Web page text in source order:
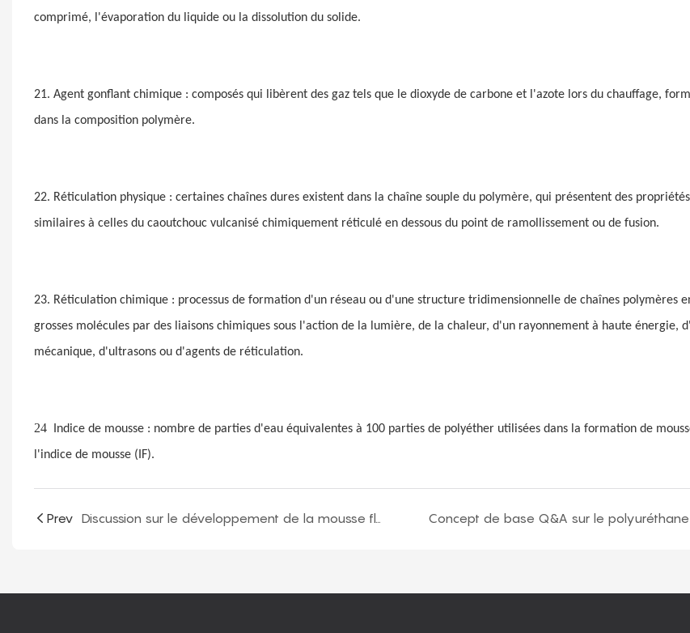
comprimé, l'évaporation du liquide ou la dissolution du solide.
21. Agent gonflant chimique : composés qui libèrent des gaz tels que le dioxyde de carbone et l'azote lors du chauffage,
dans la composition polymère.
22. Réticulation physique : certaines chaînes dures existent dans la chaîne souple du polymère, qui présentent des
similaires à celles du caoutchouc vulcanisé chimiquement réticulé en dessous du point de ramollissement ou de fusion.
23. Réticulation chimique : processus de formation d'un réseau ou d'une structure tridimensionnelle de chaînes polymères
grosses molécules par des liaisons chimiques sous l'action de la lumière, de la chaleur, d'un rayonnement à haute énergie,
mécanique, d'ultrasons ou d'agents de réticulation.
24 Indice de mousse : nombre de parties d'eau équivalentes à 100 parties de polyéther utilisées dans la formation de
l'indice de mousse (IF).
Prev Discussion sur le développement de la mousse flexible de polyuréthane